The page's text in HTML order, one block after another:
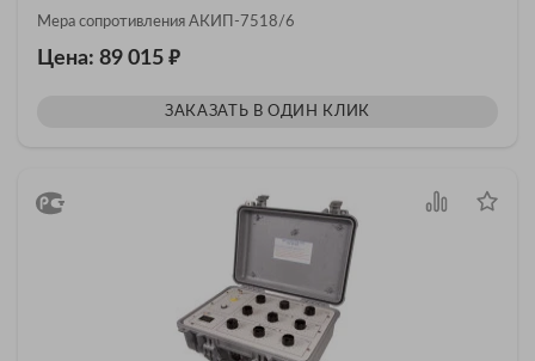
Мера сопротивления АКИП-7518/6
Цена: 89 015 ₽
ЗАКАЗАТЬ В ОДИН КЛИК